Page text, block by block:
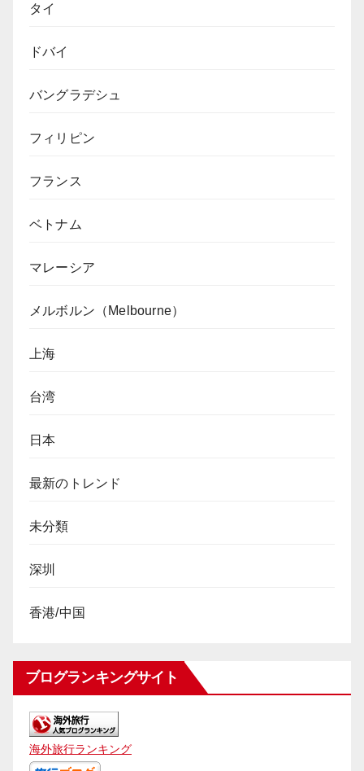
タイ
ドバイ
バングラデシュ
フィリピン
フランス
ベトナム
マレーシア
メルボルン（Melbourne）
上海
台湾
日本
最新のトレンド
未分類
深圳
香港/中国
ブログランキングサイト
海外旅行ランキング